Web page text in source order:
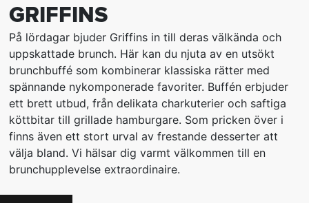
GRIFFINS
På lördagar bjuder Griffins in till deras välkända och
uppskattade brunch. Här kan du njuta av en utsökt
brunchbuffé som kombinerar klassiska rätter med
spännande nykomponerade favoriter. Buffén erbjuder
ett brett utbud, från delikata charkuterier och saftiga
köttbitar till grillade hamburgare. Som pricken över i
finns även ett stort urval av frestande desserter att
välja bland. Vi hälsar dig varmt välkommen till en
brunchupplevelse extraordinaire.